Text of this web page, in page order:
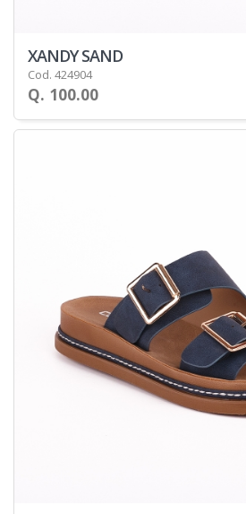
XANDY SAND
Cod. 424904
Q. 100.00